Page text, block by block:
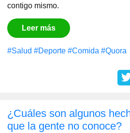
contigo mismo.
Leer más
#Salud #Deporte #Comida #Quora
¿Cuáles son algunos
que la gente no conoce?